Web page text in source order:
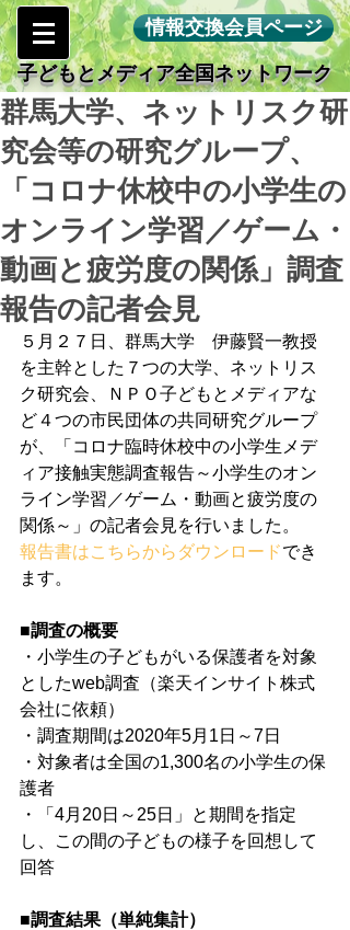
子どもとメディア全国ネットワーク
情報交換会員ページ
群馬大学、ネットリスク研
究会等の研究グループ、
「コロナ休校中の小学生の
オンライン学習／ゲーム・
動画と疲労度の関係」調査
報告の記者会見
５月２７日、群馬大学　伊藤賢一教授
を主幹とした７つの大学、ネットリス
ク研究会、ＮＰＯ子どもとメディアな
ど４つの市民団体の共同研究グループ
が、「コロナ臨時休校中の小学生メデ
ィア接触実態調査報告～小学生のオン
ライン学習／ゲーム・動画と疲労度の
関係～」の記者会見を行いました。
報告書はこちらからダウンロードでき
ます。
■調査の概要
・小学生の子どもがいる保護者を対象
としたweb調査（楽天インサイト株式
会社に依頼）
・調査期間は2020年5月1日～7日
・対象者は全国の1,300名の小学生の保
護者
・「4月20日～25日」と期間を指定
し、この間の子どもの様子を回想して
回答
■調査結果（単純集計）